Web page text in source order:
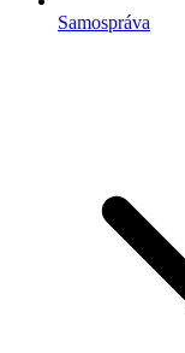
Samospráva